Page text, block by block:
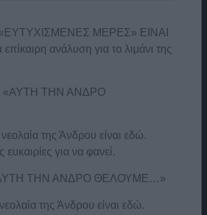
ΜΕΡΕΣ» ΕΙΝΑΙ
ανάλυση για το λιμάνι της
«ΑΥΤΗ ΤΗΝ ΑΝΔΡΟ
της Άνδρου είναι εδώ.
ευκαιρίες για να φανεί.
ΤΗΝ ΑΝΔΡΟ ΘΕΛΟΥΜΕ…»
της Άνδρου είναι εδώ.